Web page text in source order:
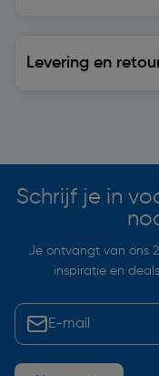
Levering en
Schrijf je in
Je ontvangt van ons
inspiratie en